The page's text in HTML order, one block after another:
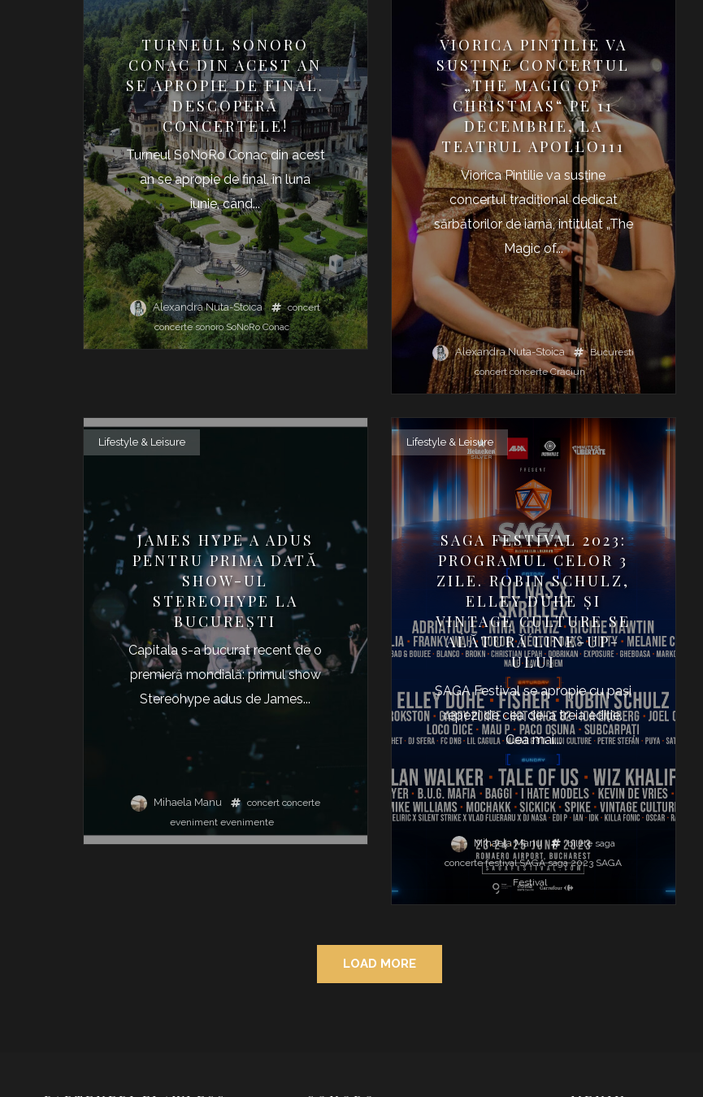
TURNEUL SONORO
CONAC DIN ACEST AN
SE APROPIE DE FINAL.
DESCOPERĂ
CONCERTELE!
Turneul SoNoRo Conac din acest
an se apropie de final, în luna
iunie, când...
Alexandra Nuta-Stoica
concert
concerte sonoro SoNoRo Conac
VIORICA PINTILIE VA
SUSŢINE CONCERTUL
„THE MAGIC OF
CHRISTMAS“ PE 11
DECEMBRIE, LA
TEATRUL APOLLO111
Viorica Pintilie va susţine
concertul tradiţional dedicat
sărbătorilor de iarnă, intitulat „The
Magic of...
Alexandra Nuta-Stoica
Bucuresti
concert concerte Crăciun
Lifestyle & Leisure
JAMES HYPE A ADUS
PENTRU PRIMA DATĂ
SHOW-UL
STEREOHYPE LA
BUCUREȘTI
Capitala s-a bucurat recent de o
premieră mondială: primul show
Stereohype adus de James...
Mihaela Manu concert concerte
eveniment evenimente
Lifestyle & Leisure
SAGA FESTIVAL 2023:
PROGRAMUL CELOR 3
ZILE. ROBIN SCHULZ,
ELLEY DUHE ȘI
VINTAGE CULTURE SE
ALĂTURĂ LINE-UP-
ULUI
SAGA Festival se apropie cu pași
repezi de cea de-a treia ediție.
Cea mai...
Mihaela Manu
bilete saga
concerte festival SAGA saga 2023 SAGA
Festival
LOAD MORE